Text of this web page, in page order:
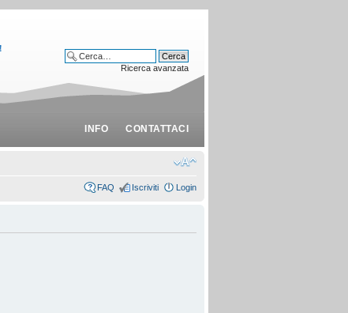
INFO CONTATTACI
Ricerca avanzata
FAQ Iscriviti Login